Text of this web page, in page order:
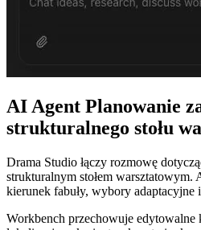
AI Agent Planowanie
strukturalnego stołu
Drama Studio łączy rozmowę
strukturalnym stołem warsztatowym.
kierunek fabuły, wybory
Workbench przechowuje edytowalne